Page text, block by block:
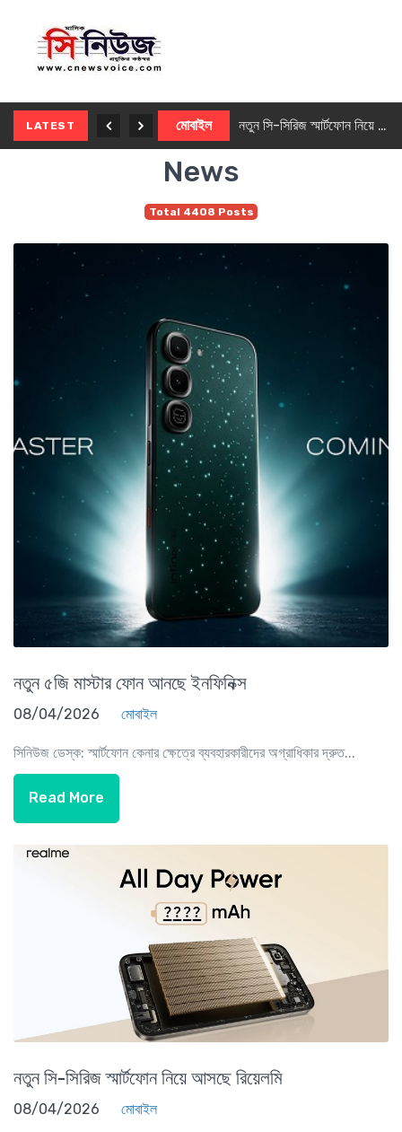
LATEST মোবাইল নতুন সি-সিরিজ স্মার্টফোন নিয়ে আসছে রিয়েলমি
News
Total 4408 Posts
নতুন ৫জি মাস্টার ফোন আনছে ইনফিনিক্স
08/04/2026 মোবাইল
সিনিউজ ডেস্ক: স্মার্টফোন কেনার ক্ষেত্রে ব্যবহারকারীদের অগ্রাধিকার দ্রুত...
Read More
নতুন সি-সিরিজ স্মার্টফোন নিয়ে আসছে রিয়েলমি
08/04/2026 মোবাইল